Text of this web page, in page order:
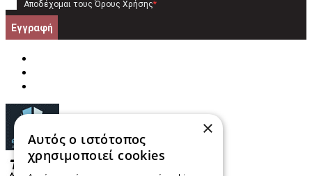
Αποδέχομαι τους Όρους Χρήσης*
Εγγραφή
×
Αυτός ο ιστότοπος
χρησιμοποιεί cookies